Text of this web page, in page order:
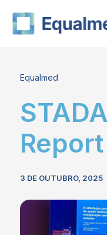
content
Equalmed
3 DE OUTUBRO, 2025